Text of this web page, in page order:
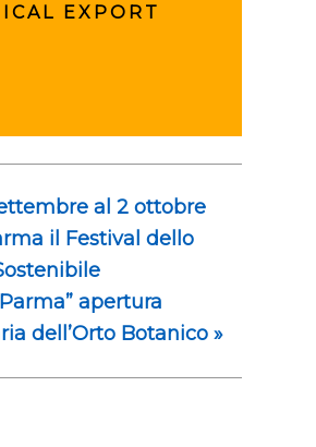
EXPORT
al 2 ottobre
il Festival dello
apertura
dell’Orto Botanico »